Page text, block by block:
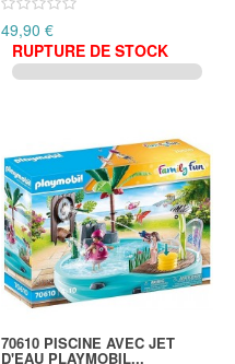
49,90 €
RUPTURE DE STOCK
70610 PISCINE AVEC JET
D'EAU PLAYMOBIL...